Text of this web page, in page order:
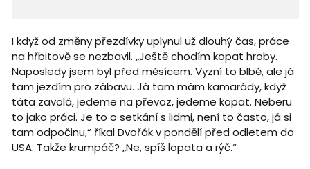
I když od změny přezdívky uplynul už dlouhý čas, práce
na hřbitově se nezbavil. „Ještě chodím kopat hroby.
Naposledy jsem byl před měsícem. Vyzní to blbě, ale já
tam jezdím pro zábavu. Já tam mám kamarády, když
táta zavolá, jedeme na převoz, jedeme kopat. Neberu
to jako práci. Je to o setkání s lidmi, není to často, já si
tam odpočinu,“ říkal Dvořák v pondělí před odletem do
USA. Takže krumpáč? „Ne, spíš lopata a rýč.“